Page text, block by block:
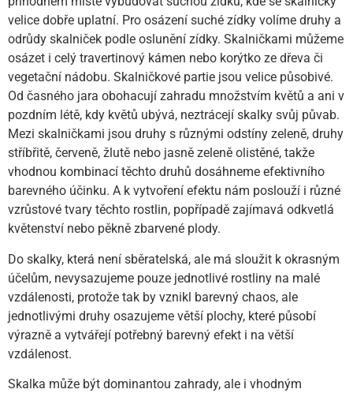
velice dobře uplatní. Pro osázení suché zídky volíme druhy a
odrůdy skalniček podle oslunění zídky. Skalničkami můžeme
osázet i celý travertinový kámen nebo korýtko ze dřeva či
vegetační nádobu. Skalničkové partie jsou velice působivé.
Od časného jara obohacují zahradu množstvím květů a ani v
pozdním létě, kdy květů ubývá, neztrácejí skalky svůj půvab.
Mezi skalničkami jsou druhy s různými odstíny zeleně, druhy
stříbřitě, červeně, žlutě nebo jasně zeleně olistěné, takže
vhodnou kombinací těchto druhů dosáhneme efektivního
barevného účinku. A k vytvoření efektu nám poslouží i různé
vzrůstové tvary těchto rostlin, popřípadě zajímavá odkvetlá
květenství nebo pěkně zbarvené plody.
Do skalky, která není sběratelská, ale má sloužit k okrasným
účelům, nevysazujeme pouze jednotlivé rostliny na malé
vzdálenosti, protože tak by vznikl barevný chaos, ale
jednotlivými druhy osazujeme větší plochy, které působí
výrazně a vytvářejí potřebný barevný efekt i na větší
vzdálenost.
Skalka může být dominantou zahrady, ale i vhodným